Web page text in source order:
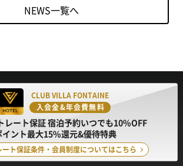
NEWS一覧へ
CLUB VILLA FONTAINE
入会金&年会費無料
レート保証 宿泊予約いつでも10%OFF
イント最大15%還元&優待特典
ート保証条件・会員制度についてはこちら